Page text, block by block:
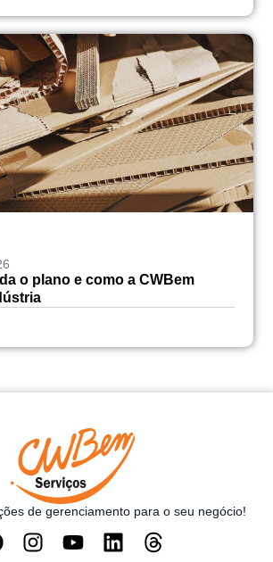
o plano e como a CWBem
de gerenciamento para o seu negócio!